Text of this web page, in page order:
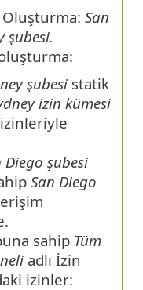
Oluşturma: San
şubesi.
şubesi statik
izin kümesi
Diego şubesi
San Diego
sahip Tüm
adlı İzin
izinler: